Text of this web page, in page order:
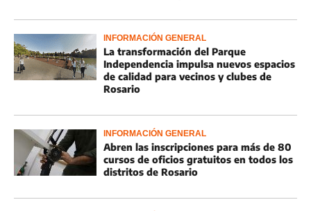
INFORMACIÓN GENERAL
La transformación del Parque
Independencia impulsa nuevos espacios
de calidad para vecinos y clubes de
Rosario
INFORMACIÓN GENERAL
Abren las inscripciones para más de 80
cursos de oficios gratuitos en todos los
distritos de Rosario